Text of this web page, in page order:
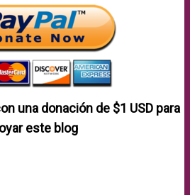
una donación de $1 USDpara
este blog